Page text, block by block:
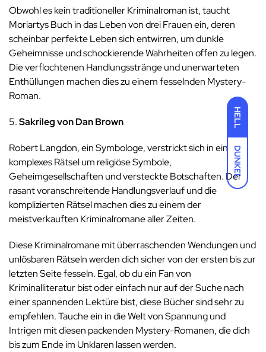
HELL
DUNKEL
Obwohl es kein traditioneller Kriminalroman ist, taucht
Moriartys Buch in das Leben von drei Frauen ein, deren
scheinbar perfekte Leben sich entwirren, um dunkle
Geheimnisse und schockierende Wahrheiten offen zu legen.
Die verflochtenen Handlungsstränge und unerwarteten
Enthüllungen machen dies zu einem fesselnden Mystery-
Roman.
5.Sakrileg von Dan Brown
Robert Langdon, ein Symbologe, verstrickt sich in ein
komplexes Rätsel um religiöse Symbole,
Geheimgesellschaften und versteckte Botschaften. Der
rasant voranschreitende Handlungsverlauf und die
komplizierten Rätsel machen dies zu einem der
meistverkauften Kriminalromane aller Zeiten.
Diese Kriminalromane mit überraschenden Wendungen und
unlösbaren Rätseln werden dich sicher von der ersten bis zur
letzten Seite fesseln. Egal, ob du ein Fan von
Kriminalliteratur bist oder einfach nur auf der Suche nach
einer spannenden Lektüre bist, diese Bücher sind sehr zu
empfehlen. Tauche ein in die Welt von Spannung und
Intrigen mit diesen packenden Mystery-Romanen, die dich
bis zum Ende im Unklaren lassen werden.